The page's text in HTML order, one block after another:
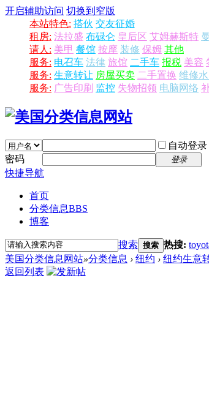
开启辅助访问 切换到窄版
本站特色: 搭伙 交友征婚
租房: 法拉盛 布碌仑 皇后区 艾姆赫斯特
请人: 美甲 餐馆 按摩 装修 保姆 其他
服务: 电召车 法律 旅馆 二手车 报税 美容
服务: 生意转让 房屋买卖 二手置换 维修
服务: 广告印刷 监控 失物招领 电脑网络
自动登录
密码
登录
快捷导航
首页
分类信息BBS
博客
搜索 搜索 热搜:
美国分类信息网站»分类信息 › 纽约 › 纽约生意
返回列表